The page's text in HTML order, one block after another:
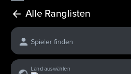
Alle Ranglisten
Spieler finden
Land auswählen